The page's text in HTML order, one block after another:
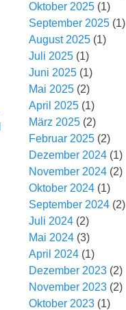
Oktober 2025 (1)
September 2025 (1)
August 2025 (1)
Juli 2025 (1)
Juni 2025 (1)
Mai 2025 (2)
April 2025 (1)
März 2025 (2)
Februar 2025 (2)
Dezember 2024 (1)
November 2024 (2)
Oktober 2024 (1)
September 2024 (2)
Juli 2024 (2)
Mai 2024 (3)
April 2024 (1)
Dezember 2023 (2)
November 2023 (2)
Oktober 2023 (1)